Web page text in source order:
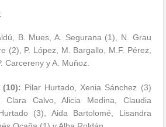
B. Mues, A. Segurana (1), N. Grau
(2), P. López, M. Bargallo, M.F. Pérez,
Carcereny y A. Muñoz.
(10): Pilar Hurtado, Xenia Sánchez (3)
Clara Calvo, Alicia Medina, Claudia
(3), Aida Bartolomé, Lisandra